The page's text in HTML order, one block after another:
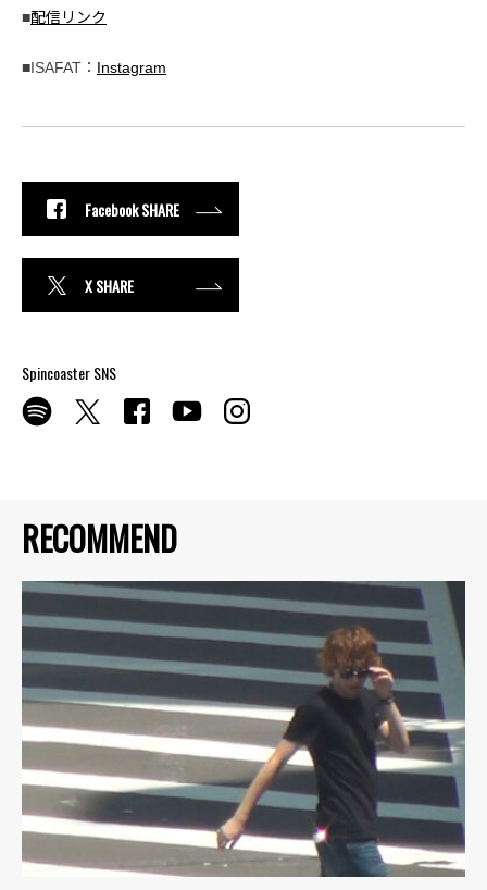
RECOMMEND
■配信リンク
■ISAFAT： Instagram
Facebook SHARE
X SHARE
Spincoaster SNS